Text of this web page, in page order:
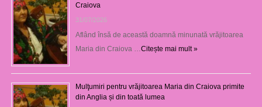
Craiova
31/07/2026
Aflând însă de această doamnă minunată vrăjitoarea
Maria din Craiova … Citește mai mult »
Mulţumiri pentru vrăjitoarea Maria din Craiova primite
din Anglia și din toată lumea